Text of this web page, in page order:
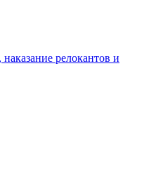
релокантов и